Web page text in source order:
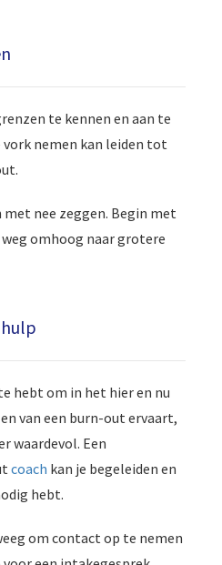
te kennen en aan te
vork nemen kan leiden tot
met nee zeggen. Begin met
omhoog naar grotere
hebt om in het hier en nu
van een burn-out ervaart,
waardevol. Een
coach kan je begeleiden en
hebt.
om contact op te nemen